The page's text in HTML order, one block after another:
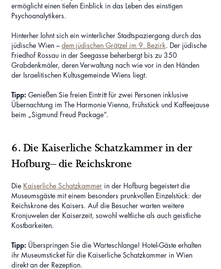
ermöglicht einen tiefen Einblick in das Leben des einstigen
Psychoanalytikers.
Hinterher lohnt sich ein winterlicher Stadtspaziergang durch das
jüdische Wien – dem jüdischen Grätzel im 9. Bezirk. Der jüdische
Friedhof Rossau in der Seegasse beherbergt bis zu 350
Grabdenkmäler, deren Verwaltung nach wie vor in den Händen
der Israelitischen Kultusgemeinde Wiens liegt.
Tipp: Genießen Sie freien Eintritt für zwei Personen inklusive
Übernachtung im The Harmonie Vienna, Frühstück und Kaffeejause
beim „Sigmund Freud Package“.
6. Die Kaiserliche Schatzkammer in der
Hofburg– die Reichskrone
Die Kaiserliche Schatzkammer in der Hofburg begeistert die
Museumsgäste mit einem besonders prunkvollen Einzelstück: der
Reichskrone des Kaisers. Auf die Besucher warten weitere
Kronjuwelen der Kaiserzeit, sowohl weltliche als auch geistliche
Kostbarkeiten.
Tipp: Überspringen Sie die Warteschlange! Hotel-Gäste erhalten
ihr Museumsticket für die Kaiserliche Schatzkammer in Wien
direkt an der Rezeption.